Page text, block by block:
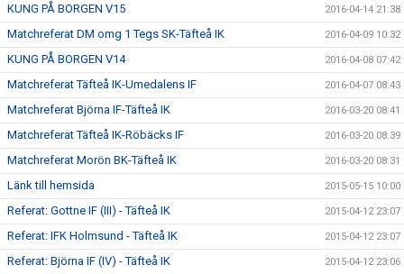
KUNG PÅ BORGEN V15 2016-04-14 21:38
Matchreferat DM omg 1 Tegs SK-Täfteå IK 2016-04-09 10:32
KUNG PÅ BORGEN V14 2016-04-08 07:42
Matchreferat Täfteå IK-Umedalens IF 2016-04-07 08:43
Matchreferat Björna IF-Täfteå IK 2016-03-20 08:41
Matchreferat Täfteå IK-Röbäcks IF 2016-03-20 08:39
Matchreferat Morön BK-Täfteå IK 2016-03-20 08:31
Länk till hemsida 2015-05-15 10:00
Referat: Gottne IF (III) - Täfteå IK 2015-04-12 23:07
Referat: IFK Holmsund - Täfteå IK 2015-04-12 23:07
Referat: Björna IF (IV) - Täfteå IK 2015-04-12 23:06